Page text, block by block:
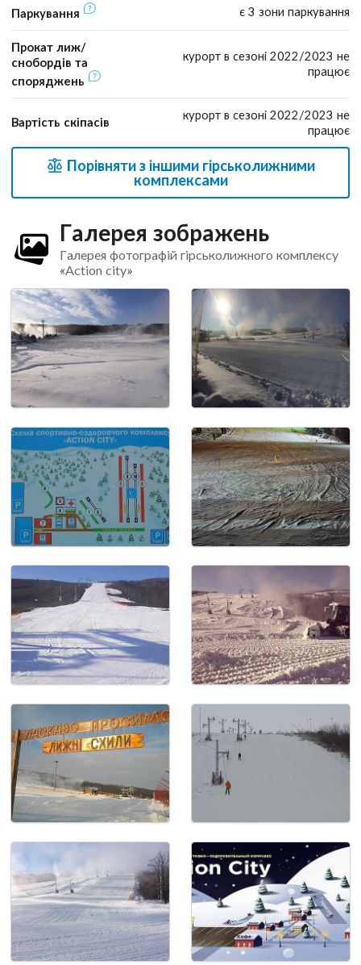
Паркування є 3 зони паркування
Прокат лиж/
снобордів та
споряджень
курорт в сезоні 2022/2023 не
працює
Вартість скіпасів
курорт в сезоні 2022/2023 не
працює
Порівняти з іншими гірськолижними
комплексами
Галерея зображень
Галерея фотографій гірськолижного комплексу
«Action city»